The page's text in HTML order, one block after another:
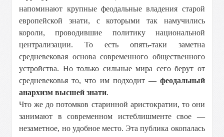
напоминают крупные феодальные владения старой
европейской знати, с которыми так намучились
короли, проводившие политику национальной
централизации. То есть опять-таки заметна
средневековая основа современного общественного
устройства. Но только сильные мира сего берут от
средневековья то, что им подходит — феодальный
анархизм высшей знати.
Что же до потомков старинной аристократии, то они
занимают в современном истеблишменте свое —
незаметное, но удобное место. Эта публика окопалась